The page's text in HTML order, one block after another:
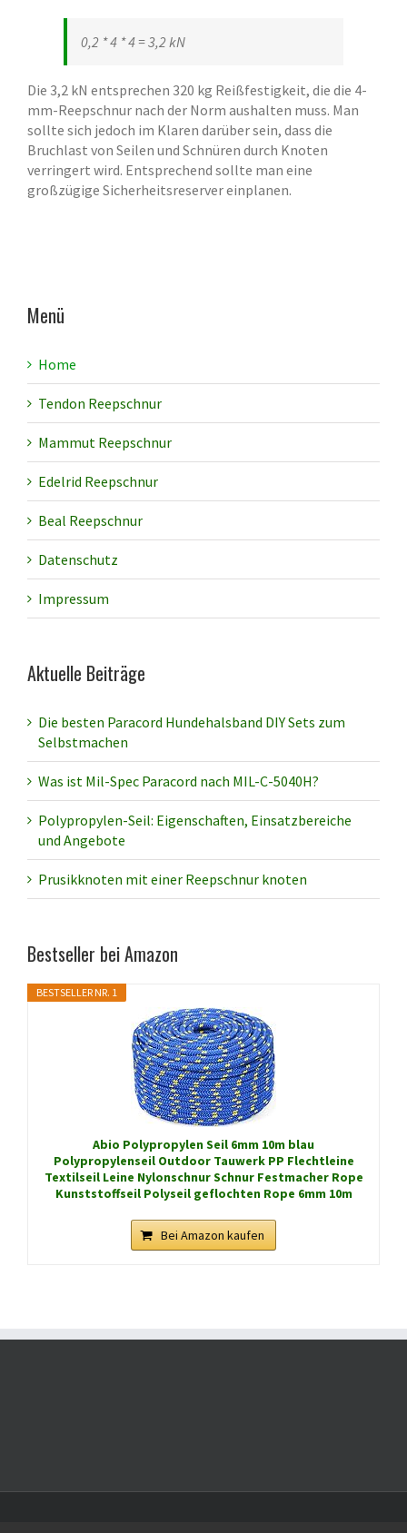
0,2 * 4 * 4 = 3,2 kN
Die 3,2 kN entsprechen 320 kg Reißfestigkeit, die die 4-
mm-Reepschnur nach der Norm aushalten muss. Man
sollte sich jedoch im Klaren darüber sein, dass die
Bruchlast von Seilen und Schnüren durch Knoten
verringert wird. Entsprechend sollte man eine
großzügige Sicherheitsreserver einplanen.
Menü
Home
Tendon Reepschnur
Mammut Reepschnur
Edelrid Reepschnur
Beal Reepschnur
Datenschutz
Impressum
Aktuelle Beiträge
Die besten Paracord Hundehalsband DIY Sets zum
Selbstmachen
Was ist Mil-Spec Paracord nach MIL-C-5040H?
Polypropylen-Seil: Eigenschaften, Einsatzbereiche
und Angebote
Prusikknoten mit einer Reepschnur knoten
Bestseller bei Amazon
BESTSELLER NR. 1
Abio Polypropylen Seil 6mm 10m blau
Polypropylenseil Outdoor Tauwerk PP Flechtleine
Textilseil Leine Nylonschnur Schnur Festmacher Rope
Kunststoffseil Polyseil geflochten Rope 6mm 10m
Bei Amazon kaufen